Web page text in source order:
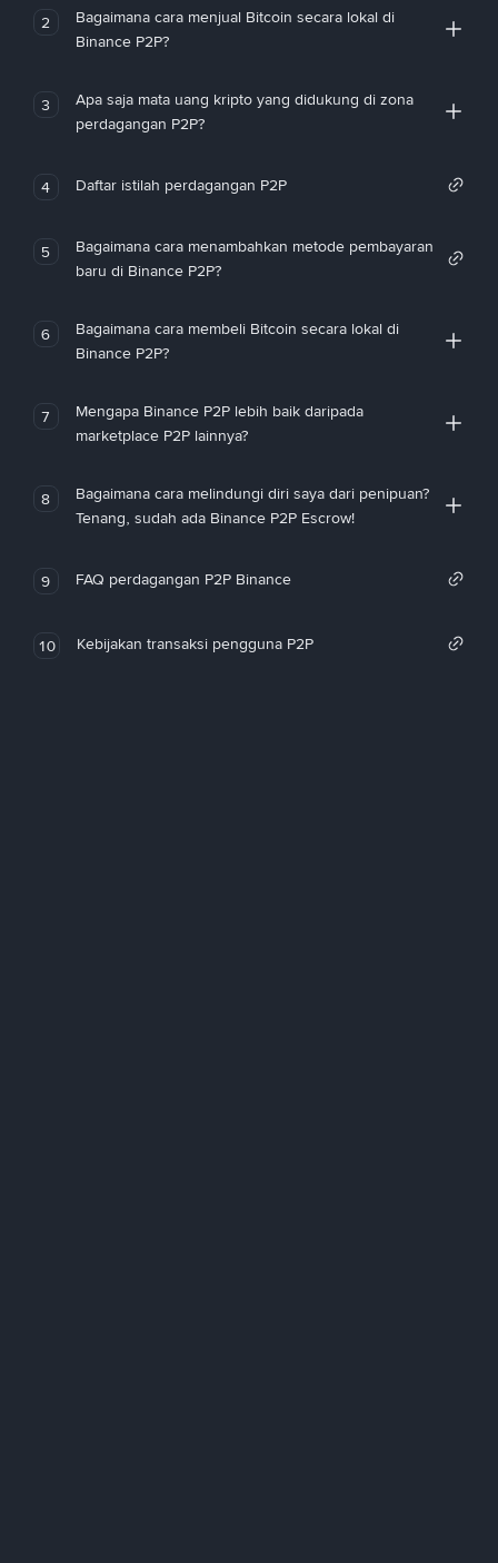
2
Bagaimana cara menjual Bitcoin secara lokal di
Binance P2P?
3
Apa saja mata uang kripto yang didukung di zona
perdagangan P2P?
4 Daftar istilah perdagangan P2P
5
Bagaimana cara menambahkan metode pembayaran
baru di Binance P2P?
6
Bagaimana cara membeli Bitcoin secara lokal di
Binance P2P?
7
Mengapa Binance P2P lebih baik daripada
marketplace P2P lainnya?
8
Bagaimana cara melindungi diri saya dari penipuan?
Tenang, sudah ada Binance P2P Escrow!
9 FAQ perdagangan P2P Binance
10 Kebijakan transaksi pengguna P2P